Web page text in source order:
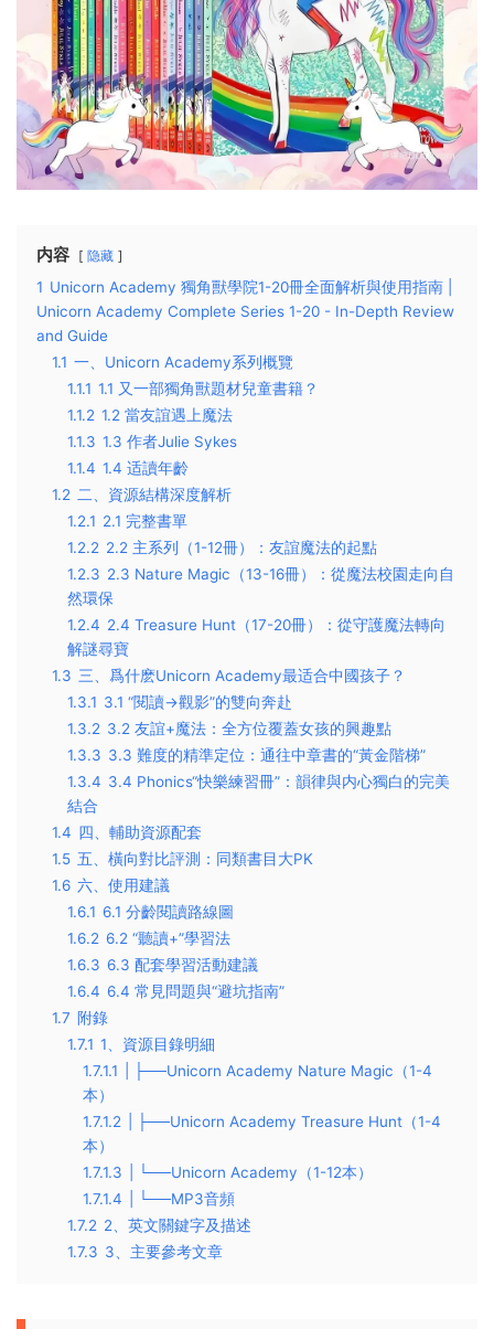
内容 隐藏
1 Unicorn Academy 獨角獸學院1-20冊全面解析與使用指南 |
Unicorn Academy Complete Series 1-20 - In-Depth Review
and Guide
1.1 一、Unicorn Academy系列概覽
1.1.1 1.1 又一部獨角獸題材兒童書籍？
1.1.2 1.2 當友誼遇上魔法
1.1.3 1.3 作者Julie Sykes
1.1.4 1.4 适讀年齡
1.2 二、資源結構深度解析
1.2.1 2.1 完整書單
1.2.2 2.2 主系列（1-12冊）：友誼魔法的起點
1.2.3 2.3 Nature Magic（13-16冊）：從魔法校園走向自
然環保
1.2.4 2.4 Treasure Hunt（17-20冊）：從守護魔法轉向
解謎尋寶
1.3 三、爲什麽Unicorn Academy最适合中國孩子？
1.3.1 3.1 “閱讀→觀影”的雙向奔赴
1.3.2 3.2 友誼+魔法：全方位覆蓋女孩的興趣點
1.3.3 3.3 難度的精準定位：通往中章書的“黃金階梯”
1.3.4 3.4 Phonics“快樂練習冊”：韻律與内心獨白的完美
結合
1.4 四、輔助資源配套
1.5 五、橫向對比評測：同類書目大PK
1.6 六、使用建議
1.6.1 6.1 分齡閱讀路線圖
1.6.2 6.2 “聽讀+”學習法
1.6.3 6.3 配套學習活動建議
1.6.4 6.4 常見問題與“避坑指南”
1.7 附錄
1.7.1 1、資源目錄明細
1.7.1.1
| ├──Unicorn Academy Nature Magic（1-4
本）
1.7.1.2
| ├──Unicorn Academy Treasure Hunt（1-4
本）
1.7.1.3
| └──Unicorn Academy（1-12本）
1.7.1.4
| └──MP3音頻
1.7.2 2、英文關鍵字及描述
1.7.3 3、主要參考文章